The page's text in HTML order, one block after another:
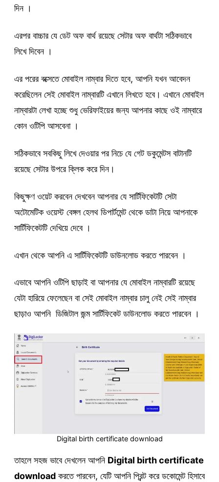
দিন ।
এরপর বাচ্চার যে ডেট অফ বার্থ রয়েছে সেটার অফ বার্থটা সঠিকভাবে
লিখে দিবেন ।
এর পরের বক্সেতে মোবাইল নাম্বার দিতে হবে, আপনি যখন আবেদন
করেছিলেন সেই মোবাইল নাম্বারটি এখানে লিখতে হবে। এখানে মোবাইল
নাম্বারটা লেখা হচ্ছে শুধু ভেরিফাইয়ের জন্য আপনার কাছে ওই নাম্বারে
কোন ওটিপি আসবেনা ।
সঠিকভাবে সবকিছু লিখে দেওয়ার পর নিচে যে গেট ডকুমেন্টস বাটানটি
রয়েছে সেটার উপরে ক্লিক করে দিন।
কিছুক্ষণ ওয়েট করবেন দেখবেন আপনার যে সার্টিফিকেটটি সেটা
অটোমেটিক ওয়েস্ট বেঙ্গল হেলথ ডিপার্টমেন্ট থেকে ডাটা নিয়ে আপনাকে
সার্টিফিকেটটি দেখিয়ে দেবে ।
এখান থেকে আপনি এ সার্টিফিকেটটি ডাউনলোড করতে পারবেন ।
এভাবে আপনি ওটিপি ছাড়াই বা আপনার যে মোবাইল নাম্বারটি রয়েছে
যেটা হারিয়ে ফেলেছেন বা সেই মোবাইল নাম্বার চালু নেই সেই নাম্বার
ছাড়াও আপনি ডিজিটাল জন্ম সার্টিফিকেট ডাউনলোড করতে পারবেন ।
Digital birth certificate download
তাহলে সহজ ভাবে দেখলেন আপনি Digital birth certificate
download করতে পারবেন, যেটি আপনি প্রিন্ট করে ডকোমেন্ট হিসাবে